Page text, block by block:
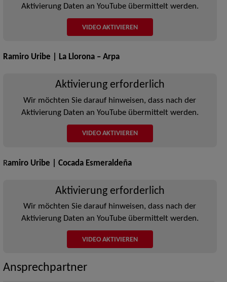
Aktivierung Daten an YouTube übermittelt werden.
VIDEO AKTIVIEREN
Ramiro Uribe | La Llorona – Arpa
Aktivierung erforderlich
Wir möchten Sie darauf hinweisen, dass nach der
Aktivierung Daten an YouTube übermittelt werden.
VIDEO AKTIVIEREN
Ramiro Uribe | Cocada Esmeraldeña
Aktivierung erforderlich
Wir möchten Sie darauf hinweisen, dass nach der
Aktivierung Daten an YouTube übermittelt werden.
VIDEO AKTIVIEREN
Ansprechpartner